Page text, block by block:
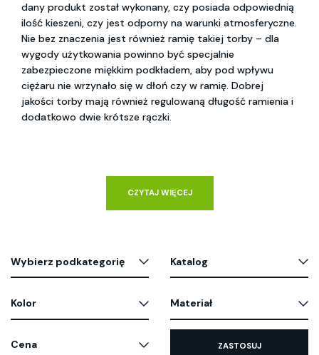
dany produkt został wykonany, czy posiada odpowiednią
ilość kieszeni, czy jest odporny na warunki atmosferyczne.
Nie bez znaczenia jest również ramię takiej torby – dla
wygody użytkowania powinno być specjalnie
zabezpieczone miękkim podkładem, aby pod wpływu
ciężaru nie wrzynało się w dłoń czy w ramię. Dobrej
jakości torby mają również regulowaną długość ramienia i
dodatkowo dwie krótsze rączki.
CZYTAJ WIĘCEJ
Wybierz podkategorię Katalog
Kolor Materiał
Cena ZASTOSUJ